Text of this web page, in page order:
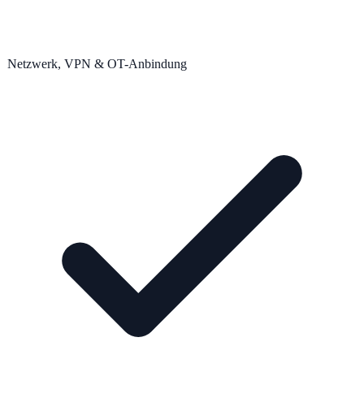
Netzwerk, VPN & OT-Anbindung